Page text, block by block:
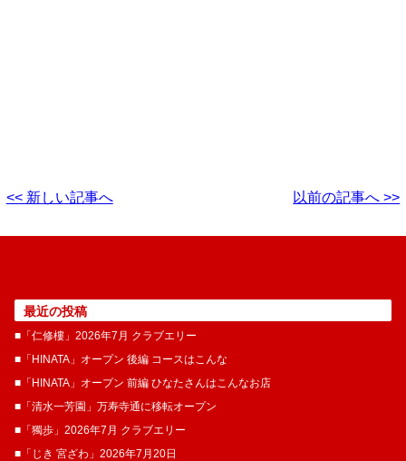
<< 新しい記事へ 以前の記事へ >>
最近の投稿
■「仁修樓」2026年7月 クラブエリー
■「HINATA」オープン 後編 コースはこんな
■「HINATA」オープン 前編 ひなたさんはこんなお店
■「清水一芳園」万寿寺通に移転オープン
■「獨歩」2026年7月 クラブエリー
■「じき 宮ざわ」2026年7月20日